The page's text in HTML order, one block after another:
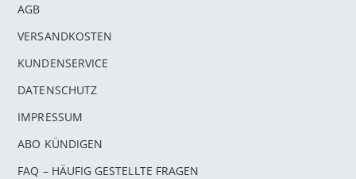
AGB
VERSANDKOSTEN
KUNDENSERVICE
DATENSCHUTZ
IMPRESSUM
ABO KÜNDIGEN
FAQ – HÄUFIG GESTELLTE FRAGEN